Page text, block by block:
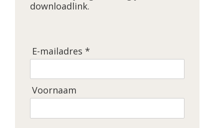
downloadlink.
E-mailadres *
Voornaam